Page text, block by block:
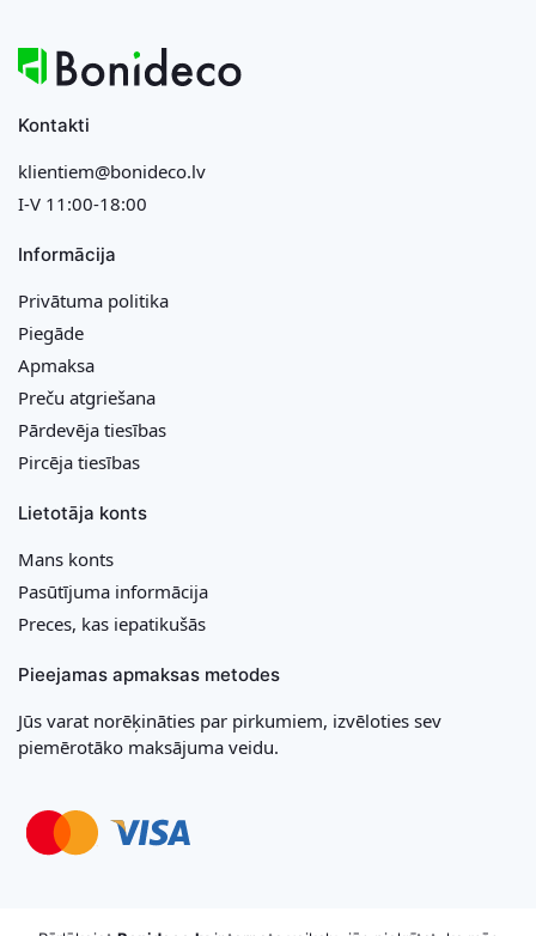
Kontakti
klientiem@bonideco.lv
I-V 11:00-18:00
Informācija
Privātuma politika
Piegāde
Apmaksa
Preču atgriešana
Pārdevēja tiesības
Pircēja tiesības
Lietotāja konts
Mans konts
Pasūtījuma informācija
Preces, kas iepatikušās
Pieejamas apmaksas metodes
Jūs varat norēķināties par pirkumiem, izvēloties sev
piemērotāko maksājuma veidu.